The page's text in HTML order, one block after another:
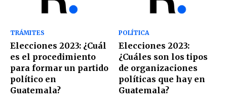
TRÁMITES
Elecciones 2023: ¿Cuál
es el procedimiento
para formar un partido
político en
Guatemala?
POLÍTICA
Elecciones 2023:
¿Cuáles son los tipos
de organizaciones
políticas que hay en
Guatemala?